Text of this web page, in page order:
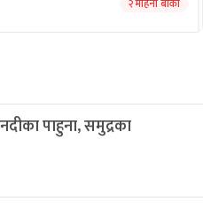
२ महिना बाँकी
२ महिना बाँकी
पाहुना, समुद्रका